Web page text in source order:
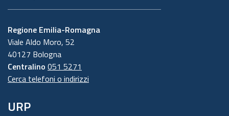
Regione Emilia-Romagna
Viale Aldo Moro, 52
40127 Bologna
Centralino 051 5271
Cerca telefoni o indirizzi
URP